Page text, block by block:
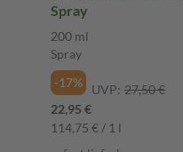
Spray
200 ml
Spray
-17%
UVP: 27,50 €
22,95 €
114,75 € / 1 l